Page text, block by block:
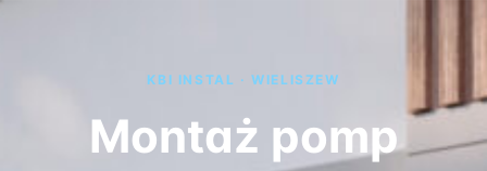
KBI INSTAL · WIELISZEW
Montaż pomp